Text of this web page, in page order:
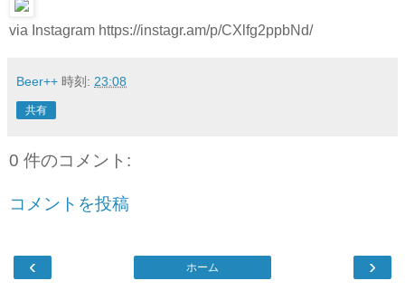
via Instagram https://instagr.am/p/CXlfg2ppbNd/
Beer++ 時刻: 23:08
共有
0 件のコメント:
コメントを投稿
‹ ›
ホーム